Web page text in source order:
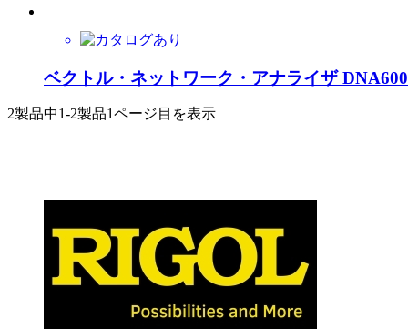
ベクトル・ネットワーク・アナライザ
2製品中1-2製品1ページ目を表示